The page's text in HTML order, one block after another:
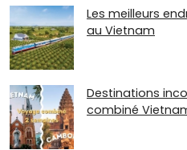
Les meilleurs
au Vietnam
Destinations
combiné